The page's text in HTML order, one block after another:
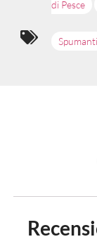
di Pesce
Spumanti